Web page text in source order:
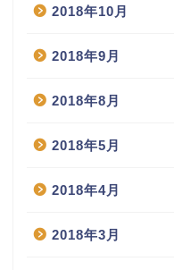
2018年10月
2018年9月
2018年8月
2018年5月
2018年4月
2018年3月